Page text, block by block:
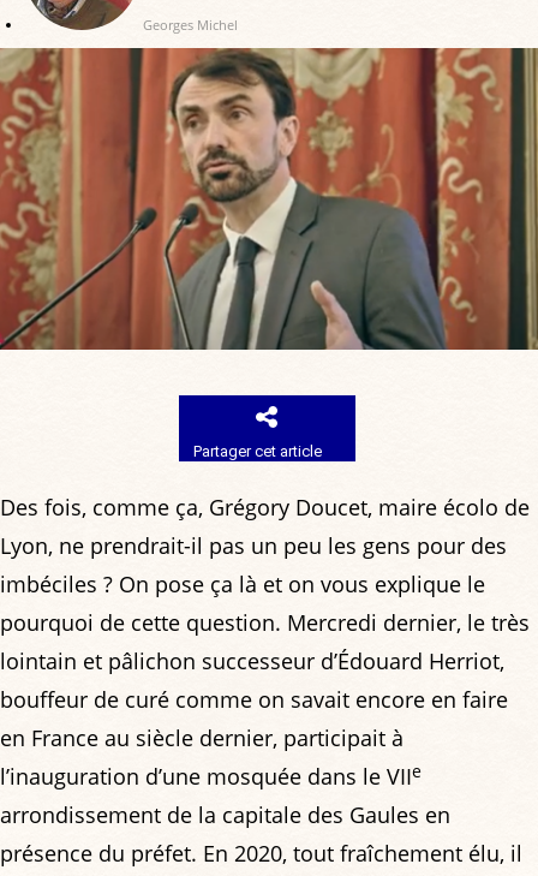
Georges Michel
Partager cet article
Des fois, comme ça, Grégory Doucet, maire écolo de
Lyon, ne prendrait-il pas un peu les gens pour des
imbéciles ? On pose ça là et on vous explique le
pourquoi de cette question. Mercredi dernier, le très
lointain et pâlichon successeur d’Édouard Herriot,
bouffeur de curé comme on savait encore en faire
en France au siècle dernier, participait à
l’inauguration d’une mosquée dans le VIIe
arrondissement de la capitale des Gaules en
présence du préfet. En 2020, tout fraîchement élu, il